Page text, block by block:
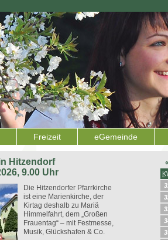
Freizeit eGemeinde
Hitzendorf
9.00 Uhr
Die Hitzendorfer Pfarrkirche
ist eine Marienkirche, der
Kirtag deshalb zu Mariä
Himmelfahrt, dem „Großen
Frauentag“ – mit Festmesse,
Musik, Glückshafen & Co.
«